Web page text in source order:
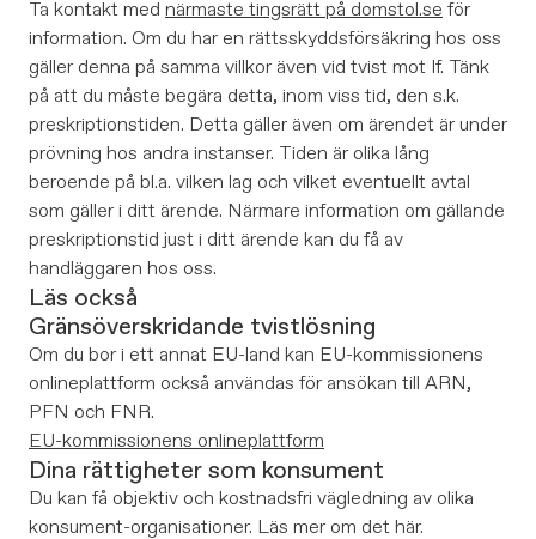
Ta kontakt med närmaste tingsrätt på domstol.se för
information. Om du har en rättsskyddsförsäkring hos oss
gäller denna på samma villkor även vid tvist mot If. Tänk
på att du måste begära detta, inom viss tid, den s.k.
preskriptionstiden. Detta gäller även om ärendet är under
prövning hos andra instanser. Tiden är olika lång
beroende på bl.a. vilken lag och vilket eventuellt avtal
som gäller i ditt ärende. Närmare information om gällande
preskriptionstid just i ditt ärende kan du få av
handläggaren hos oss.
Läs också
Gränsöverskridande tvistlösning
Om du bor i ett annat EU-land kan EU-kommissionens
onlineplattform också användas för ansökan till ARN,
PFN och FNR.
EU-kommissionens onlineplattform
Dina rättigheter som konsument
Du kan få objektiv och kostnadsfri vägledning av olika
konsument-organisationer. Läs mer om det här.